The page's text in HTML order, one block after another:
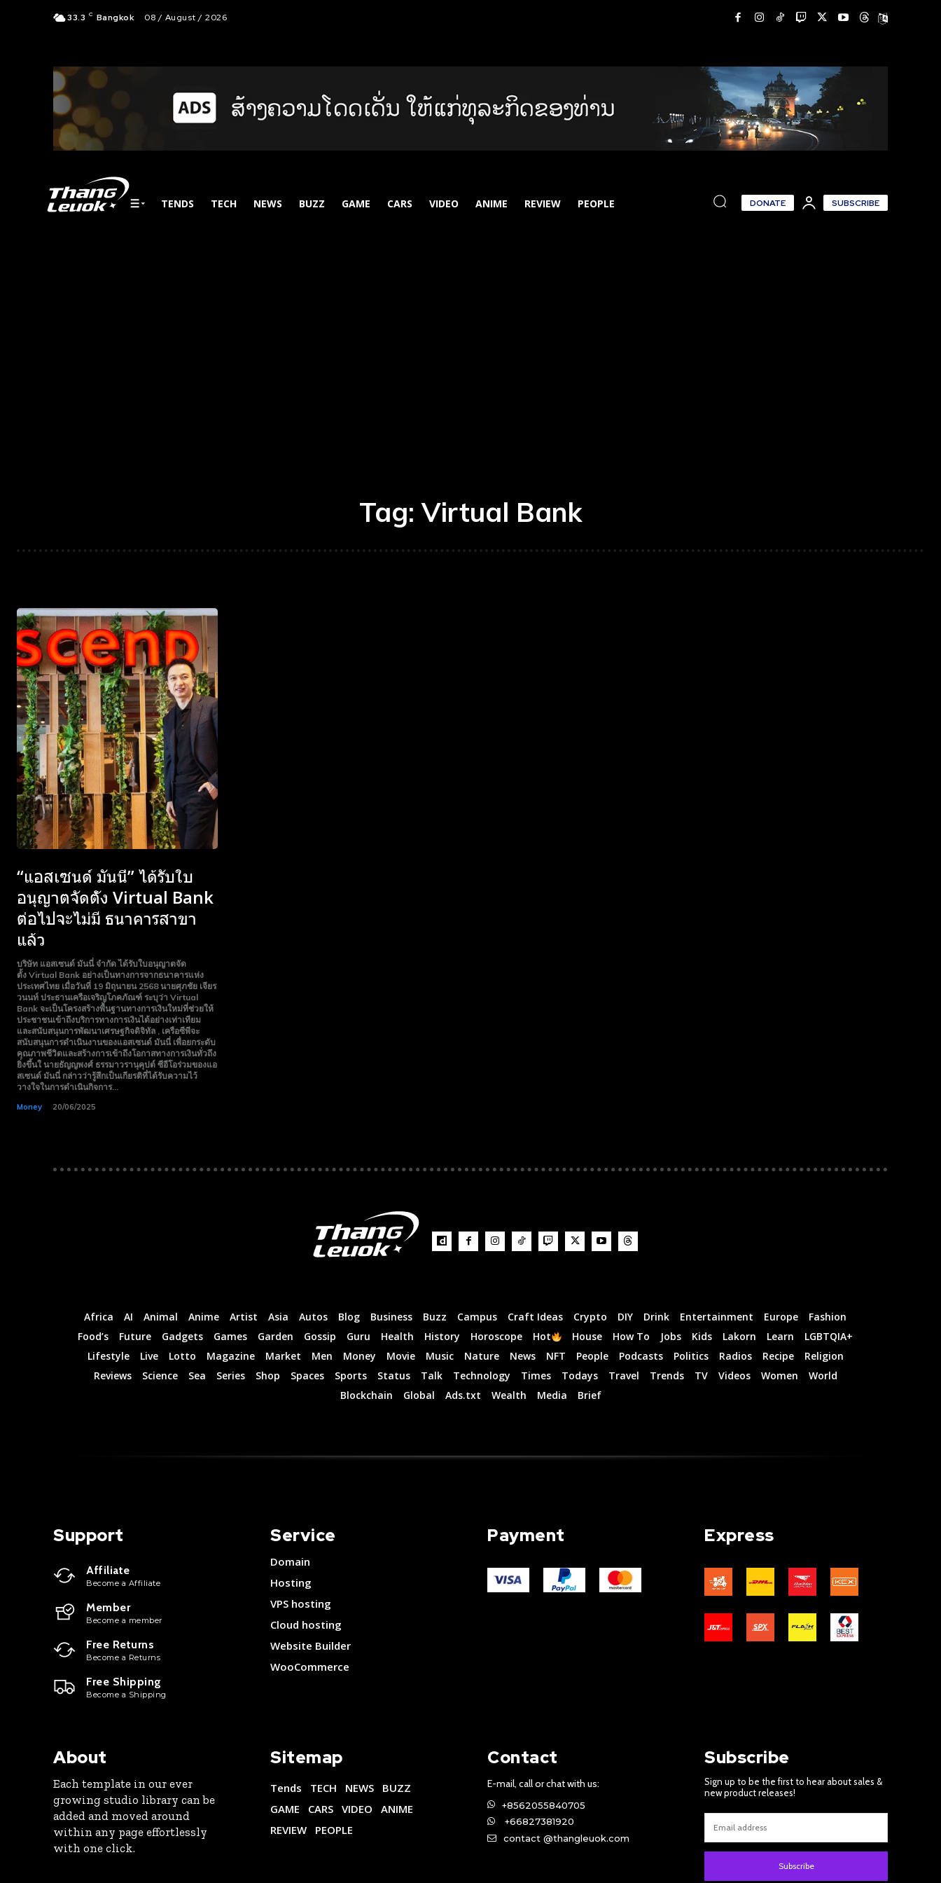
Subscribe now
To access
premium
content
Free
15 Day
Trial
Monthly or
Yearly
Memberships
Professional
Rated
I Want To Sign Up
Subscribe now
To access
premium
content
Free
15 Day
Trial
Monthly or
Yearly
Memberships
Professional
Rated
I Want To Sign Up
33.3 C Bangkok 08 / August / 2026
TENDS TECH NEWS BUZZ GAME CARS VIDEO ANIME REVIEW PEOPLE DONATE SUBSCRIBE
Tag:Virtual Bank
“แอสเซนด์ มันนี่” ได้รับใบ
อนุญาตจัดตั้ง Virtual Bank
ต่อไปจะไม่มี ธนาคารสาขา
แล้ว
บริษัท แอสเซนด์ มันนี่ จำกัด ได้รับใบอนุญาตจัด
ตั้ง Virtual Bank อย่างเป็นทางการจากธนาคารแห่ง
ประเทศไทย เมื่อวันที่ 19 มิถุนายน 2568 นายศุภชัย เจียร
วนนท์ ประธานเครือเจริญโภคภัณฑ์ ระบุว่า Virtual
Bank จะเป็นโครงสร้างพื้นฐานทางการเงินใหม่ที่ช่วยให้
ประชาชนเข้าถึงบริการทางการเงินได้อย่างเท่าเทียม
และสนับสนุนการพัฒนาเศรษฐกิจดิจิทัล , เครือซีพีจะ
สนับสนุนการดำเนินงานของแอสเซนด์ มันนี่ เพื่อยกระดับ
คุณภาพชีวิตและสร้างการเข้าถึงโอกาสทางการเงินทั่วถึง
ยิ่งขึ้นใ นายธัญญพงศ์ ธรรมาวรานุคุปต์ ซีอีโอร่วมของแอ
สเซนด์ มันนี่ กล่าวว่ารู้สึกเป็นเกียรติที่ได้รับความไว้
วางใจในการดำเนินกิจการ...
Money 20/06/2025
Africa AI Animal Anime Artist Asia Autos Blog Business Buzz Campus Craft Ideas Crypto DIY Drink Entertainment Europe
Fashion
Food’s
Future Gadgets Games Garden Gossip Guru Health History Horoscope Hot House How To Jobs Kids Lakorn Learn
LGBTQIA+
Lifestyle
Live Lotto Magazine Market Men Money Movie Music Nature News NFT People Podcasts Politics Radios Recipe
Religion
Reviews
Science Sea Series Shop Spaces Sports Status Talk Technology Times Todays Travel Trends TV Videos Women
World
Blockchain
Global Ads.txt Wealth Media Brief
Support
Affiliate
Become a Affiliate
Member
Become a member
Free Returns
Become a Returns
Free Shipping
Become a Shipping
Service
Domain
Hosting
VPS hosting
Cloud hosting
Website Builder
WooCommerce
Payment Express
About
Each template in our ever
growing studio library can be
added and moved around
within any page effortlessly
with one click.
Sitemap
Tends TECH NEWS
BUZZ
GAME
CARS VIDEO
ANIME
REVIEW
PEOPLE
Contact
E-mail, call or chat with us:
+8562055840705
+66827381920
contact @thangleuok.com
Subscribe
Sign up to be the first to hear about sales &
new product releases!
Subscribe